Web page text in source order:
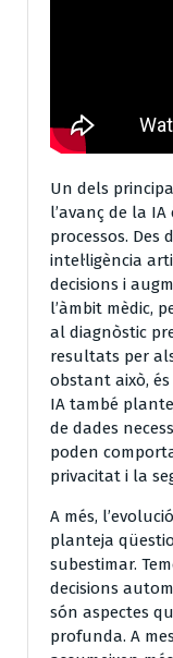
Un dels
l’avanç de la
processos.
intel·ligència
decisions i
l’àmbit mèdic,
al diagnòstic
resultats per
obstant això,
IA també
de dades
poden
privacitat i la
A més,
planteja
subestimar.
decisions
són aspectes
profunda. A